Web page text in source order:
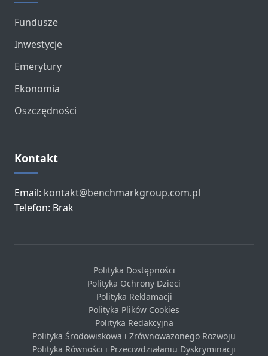
Fundusze
Inwestycje
Emerytury
Ekonomia
Oszczędności
Kontakt
Email: kontakt@benchmarkgroup.com.pl
Telefon: Brak
Polityka Dostępności
Polityka Ochrony Dzieci
Polityka Reklamacji
Polityka Plików Cookies
Polityka Redakcyjna
Polityka Środowiskowa i Zrównoważonego Rozwoju
Polityka Równości i Przeciwdziałaniu Dyskryminacji